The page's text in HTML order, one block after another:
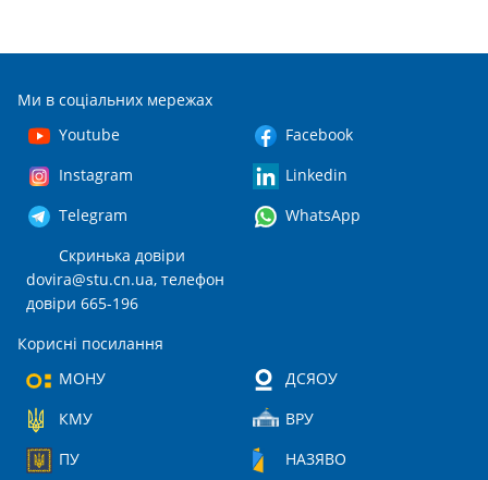
Ми в соціальних мережах
Youtube
Facebook
Instagram
Linkedin
Telegram
WhatsApp
Скринька довіри
dovira@stu.cn.ua, телефон
довіри 665-196
Корисні посилання
МОНУ
ДСЯОУ
КМУ
ВРУ
ПУ
НАЗЯВО